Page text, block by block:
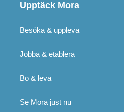
Upptäck Mora
Besöka & uppleva
Jobba & etablera
Bo & leva
Se Mora just nu